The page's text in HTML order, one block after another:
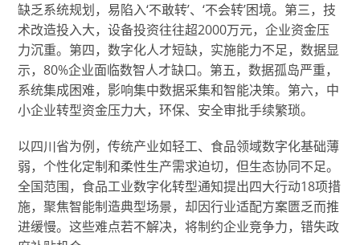
缺乏系统规划，易陷入‘不敢转’、‘不会转’困境。第三，技
术改造投入大，设备投资往往超2000万元，企业资金压
力沉重。第四，数字化人才短缺，实施能力不足，数据显
示，80%企业面临数智人才缺口。第五，数据孤岛严重，
系统集成困难，影响集中数据采集和智能决策。第六，中
小企业转型资金压力大，环保、安全审批手续繁琐。
以四川省为例，传统产业如轻工、食品领域数字化基础薄
弱，个性化定制和柔性生产需求迫切，但生态协同不足。
全国范围，食品工业数字化转型通知提出四大行动18项措
施，聚焦智能制造典型场景，却因行业适配方案匮乏而推
进缓慢。这些难点若不解决，将制约企业竞争力，错失政